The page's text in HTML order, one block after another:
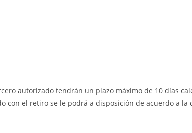
autorizado tendrán un plazo máximo de 10 días
con el retiro se le podrá a disposición de acuerdo a